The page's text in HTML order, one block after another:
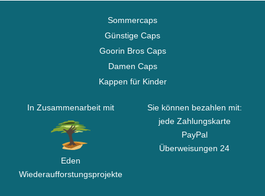
Sommercaps
Günstige Caps
Goorin Bros Caps
Damen Caps
Kappen für Kinder
In Zusammenarbeit mit
Eden
Wiederaufforstungsprojekte
Sie können bezahlen mit:
jede Zahlungskarte
PayPal
Überweisungen 24